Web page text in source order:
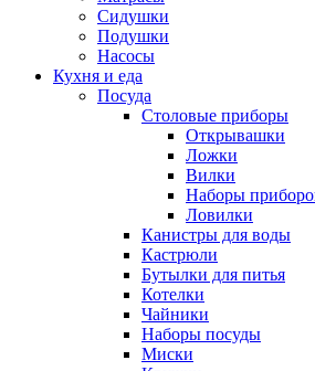
Сидушки
Подушки
Насосы
Кухня и еда
Посуда
Столовые приборы
Открывашки
Ложки
Вилки
Наборы
Ловилки
Канистры для воды
Кастрюли
Бутылки для питья
Котелки
Чайники
Наборы посуды
Миски